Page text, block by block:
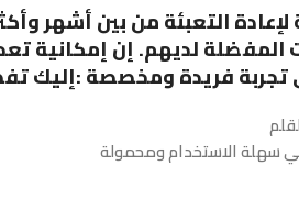
لإعادة التعبئة من بين أشهر
المفضلة لديهم. إن إمكانية
تجربة فريدة ومخصصة :إليك
سهلة الاستخدام ومحمولة